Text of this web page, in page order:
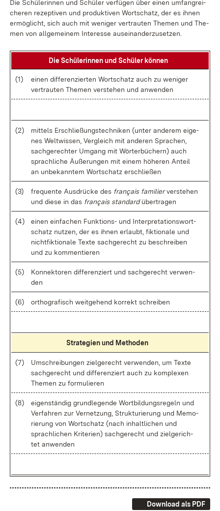
Die Schü­le­rin­nen und Schü­ler ver­fü­gen über ei­nen um­fang­rei­
che­ren re­zep­ti­ven und pro­duk­ti­ven Wort­schatz, der es ih­nen
er­mög­licht, sich auch mit we­ni­ger ver­trau­ten The­men und The­
men von all­ge­mei­nem In­ter­es­se aus­ein­an­der­zu­set­zen.
Die Schü­le­rin­nen und Schü­ler kön­nen
(1)
ei­nen dif­fe­ren­zier­ten Wort­schatz auch zu we­ni­ger
ver­trau­ten The­men ver­ste­hen und an­wen­den
(2)
mit­tels Er­schlie­ßungs­tech­ni­ken (un­ter an­de­rem ei­ge­
nes Welt­wis­sen, Ver­gleich mit an­de­ren Spra­chen,
sach­ge­rech­ter Um­gang mit Wör­ter­bü­chern) auch
sprach­li­che Äu­ße­run­gen mit ei­nem hö­he­ren An­teil
an un­be­kann­tem Wort­schatz er­schlie­ßen
(3) fre­quen­te Aus­drü­cke des français fa­mi­lierver­ste­hen
und die­se in das français stan­dardüber­tra­gen
(4)
ei­nen ein­fa­chen Funk­ti­ons- und In­ter­pre­ta­ti­ons­wort­
schatz nut­zen, der es ih­nen er­laubt, fik­tio­na­le und
nicht­fik­tio­na­le Tex­te sach­ge­recht zu be­schrei­ben
und zu kom­men­tie­ren
(5)
Kon­nek­to­ren dif­fe­ren­ziert und sach­ge­recht ver­wen­
den
(6) or­tho­gra­fisch weit­ge­hend kor­rekt schrei­ben
Stra­te­gi­en und Me­tho­den
(7)
Um­schrei­bun­gen ziel­ge­recht ver­wen­den, um Tex­te
sach­ge­recht und dif­fe­ren­ziert auch zu kom­ple­xen
The­men zu for­mu­lie­ren
(8)
ei­gen­stän­dig grund­le­gen­de Wort­bil­dungs­re­geln und
Ver­fah­ren zur Ver­net­zung, Struk­tu­rie­rung und Me­mo­
rie­rung von Wort­schatz (nach in­halt­li­chen und
sprach­li­chen Kri­te­ri­en) sach­ge­recht und ziel­ge­rich­
tet an­wen­den
Download als PDF